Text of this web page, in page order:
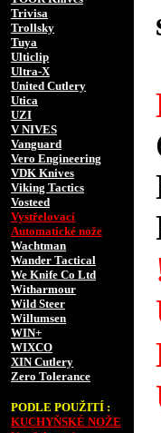
Trivisa
Trollsky
Tuya
Ulticlip
Ultra-X
United Cutlery
Utica
UZI
V NIVES
Vanguard
Vero Engineering
VDK Knives
Viking Tactics
Vosteed
Vystřelovací
Automatické nože
Wachtman
Wander Tactical
We Knife Co Ltd
Witharmour
Wild Steer
Willumsen
WIN+
WIXCO
XIN Cutlery
Zero Tolerance
PODLE POUŽITÍ :
KUCHYŇSKÉ NOŽE